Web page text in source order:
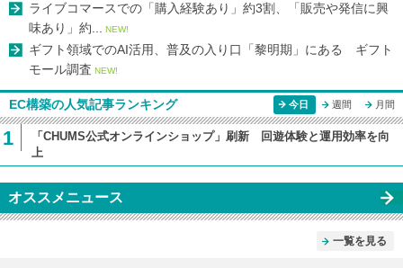
ライブコマースでの「購入経験あり」約3割、「販売や発信に興
味あり」約...
NEW!
ギフト領域でのAI活用、普及の入り口「黎明期」にある ギフト
モール調査 NEW!
EC構築の人気記事ランキング 今日 週間 月間
1
「CHUMS公式オンラインショップ」刷新 回遊体験と運用効率を向
上
オススメニュース
一覧を見る